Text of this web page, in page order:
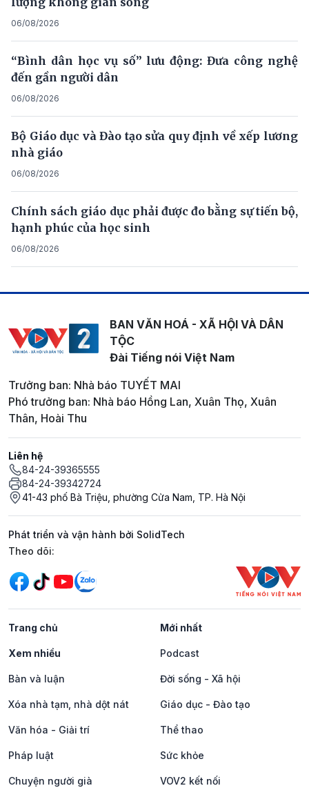
06/08/2026
“Bình dân học vụ số” lưu động: Đưa công nghệ
đến gần người dân
06/08/2026
Bộ Giáo dục và Đào tạo sửa quy định về xếp lương
nhà giáo
06/08/2026
Chính sách giáo dục phải được đo bằng sự tiến bộ,
hạnh phúc của học sinh
06/08/2026
BAN VĂN HOÁ - XÃ HỘI VÀ DÂN
TỘC
Đài Tiếng nói Việt Nam
Trưởng ban: Nhà báo TUYẾT MAI
Phó trưởng ban: Nhà báo Hồng Lan, Xuân Thọ, Xuân
Thân, Hoài Thu
Liên hệ
84-24-39365555
84-24-39342724
41-43 phố Bà Triệu, phường Cửa Nam, TP. Hà Nội
Phát triển và vận hành bởi SolidTech
Mạng xã hội
Theo dõi:
Trang chủ Mới nhất
Xem nhiều Podcast
Bàn và luận Đời sống - Xã hội
Xóa nhà tạm, nhà dột nát Giáo dục - Đào tạo
Văn hóa - Giải trí Thể thao
Pháp luật Sức khỏe
Chuyện người già VOV2 kết nối